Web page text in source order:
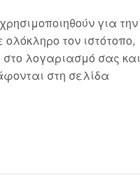
για την
τον ιστότοπο,
στο λογαριασμό σας και
στη σελίδα